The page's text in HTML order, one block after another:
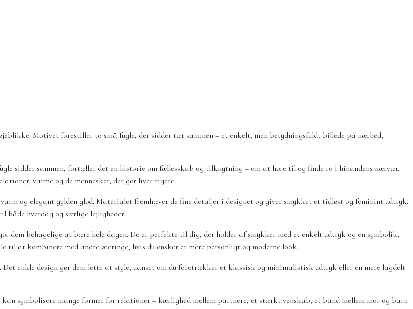
Motivet forestiller to små fugle, der sidder tæt sammen – et enkelt, men betydningsfuldt billede på nærhed,
sidder sammen, fortæller det en historie om fællesskab og tilknytning – om at høre til og finde ro i hinandens nærvær.
varme og de mennesker, der gør livet rigere.
og elegant gylden glød. Materialet fremhæver de fine detaljer i designet og giver smykket et tidløst og feminint udtryk.
både hverdag og særlige lejligheder.
dem behagelige at bære hele dagen. De er perfekte til dig, der holder af smykker med et enkelt udtryk og en symbolik,
til at kombinere med andre øreringe, hvis du ønsker et mere personligt og moderne look.
enkle design gør dem lette at style, uanset om du foretrækker et klassisk og minimalistisk udtryk eller en mere lagdelt
symbolisere mange former for relationer – kærlighed mellem partnere, et stærkt venskab, et bånd mellem mor og barn